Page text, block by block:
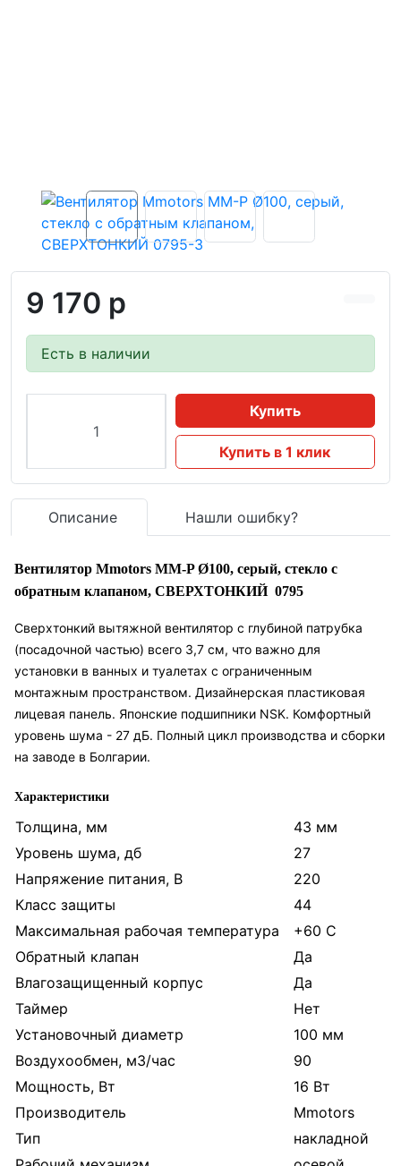
9 170 р
Есть в наличии
Купить
Купить в 1 клик
Описание Нашли ошибку?
Вентилятор Mmotors MM-P Ø100, серый, стекло с
обратным клапаном, СВЕРХТОНКИЙ 0795
Сверхтонкий вытяжной вентилятор с глубиной патрубка
(посадочной частью) всего 3,7 см, что важно для
установки в ванных и туалетах с ограниченным
монтажным пространством. Дизайнерская пластиковая
лицевая панель. Японские подшипники NSK. Комфортный
уровень шума - 27 дБ. Полный цикл производства и сборки
на заводе в Болгарии.
Характеристики
Толщина, мм
43 мм
Уровень шума, дб
27
Напряжение питания, В
220
Класс защиты
44
Максимальная рабочая температура
+60 С
Обратный клапан
Да
Влагозащищенный корпус
Да
Таймер
Нет
Установочный диаметр
100 мм
Воздухообмен, м3/час
90
Мощность, Вт
16 Вт
Производитель
Mmotors
Тип
накладной